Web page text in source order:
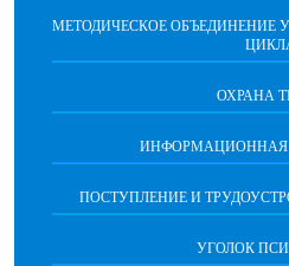
МЕТОДИЧЕСКОЕ ОБЪЕДИНЕНИЕ
ОХРАНА
ИНФОРМАЦИОННАЯ
ПОСТУПЛЕНИЕ И
УГОЛОК